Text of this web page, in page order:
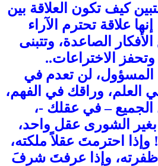
كيف تكون العلاقة بين
إنها علاقة تحترم الآراء
الصاعدة، وتتبنى
وتحفز الاختراعات..
المسؤول، لن تعدم في
وراقك في الفهم،
– في عقلك -،
الشورى عقل واحد،
احترمتَ عقلاً ملكته،
ظفرته، وإذا عرفتَ شرفَ